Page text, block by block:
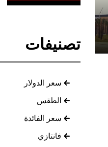
تصنيفات
سعر الدولار
الطقس
سعر الفائدة
فانتازي